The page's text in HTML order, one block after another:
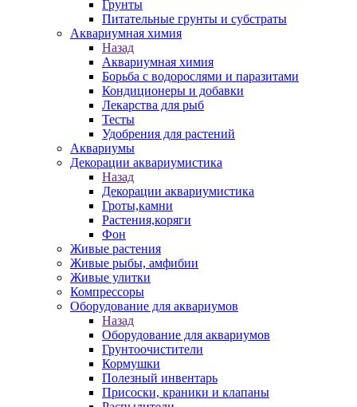
Грунты
Питательные грунты и субстраты
Аквариумная химия
Назад
Аквариумная химия
Борьба с водорослями и паразитами
Кондиционеры и добавки
Лекарства для рыб
Тесты
Удобрения для растений
Аквариумы
Декорации аквариумистика
Назад
Декорации аквариумистика
Гроты,камни
Растения,коряги
Фон
Живые растения
Живые рыбы, амфибии
Живые улитки
Компрессоры
Оборудование для аквариумов
Назад
Оборудование для аквариумов
Грунтоочистители
Кормушки
Полезный инвентарь
Присоски, краники и клапаны